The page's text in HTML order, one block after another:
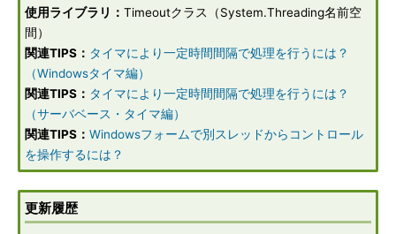
使用ライブラリ： Timeoutクラス（System.Threading名前空
間）
関連TIPS： タイマにより一定時間間隔で処理を行うには？
（Windowsタイマ編）
関連TIPS： タイマにより一定時間間隔で処理を行うには？
（サーバベース・タイマ編）
関連TIPS： Windowsフォームで別スレッドからコントロール
を操作するには？
更新履歴